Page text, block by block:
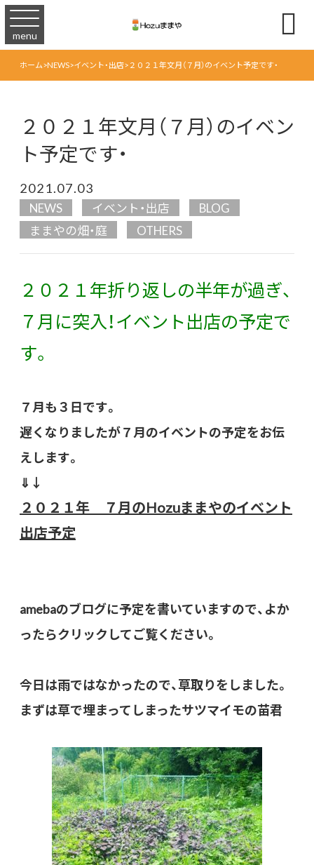
menu 
ホーム>NEWS>イベント・出店>２０２１年文月（７月）のイベント予定です・
２０２１年文月（７月）のイベン
ト予定です・
2021.07.03
NEWS イベント・出店
BLOG
ままやの畑・庭
OTHERS
２０２１年折り返しの半年が過ぎ、
７月に突入！イベント出店の予定で
す。
７月も３日です。
遅くなりましたが７月のイベントの予定をお伝
えします。
⇓↓
２０２１年 ７月のHozuままやのイベント
出店予定
amebaのブログに予定を書いていますので、よか
ったらクリックしてご覧ください。
今日は雨ではなかったので、草取りをしました。
まずは草で埋まってしまったサツマイモの苗君